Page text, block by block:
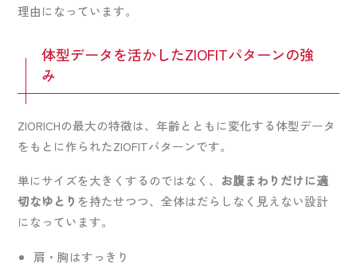
理由になっています。
体型データを活かしたZIOFITパターンの強
み
ZIORICHの最大の特徴は、年齢とともに変化する体型データ
をもとに作られたZIOFITパターンです。
単にサイズを大きくするのではなく、 お腹まわりだけに適
切なゆとり を持たせつつ、全体はだらしなく見えない設計
になっています。
肩・胸はすっきり